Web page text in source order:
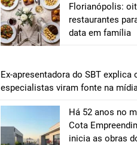
Florianópolis:
restaurantes
data em família
Ex-apresentadora do SBT explica
especialistas viram fonte na
Há 52 anos no
Cota
inicia as obras